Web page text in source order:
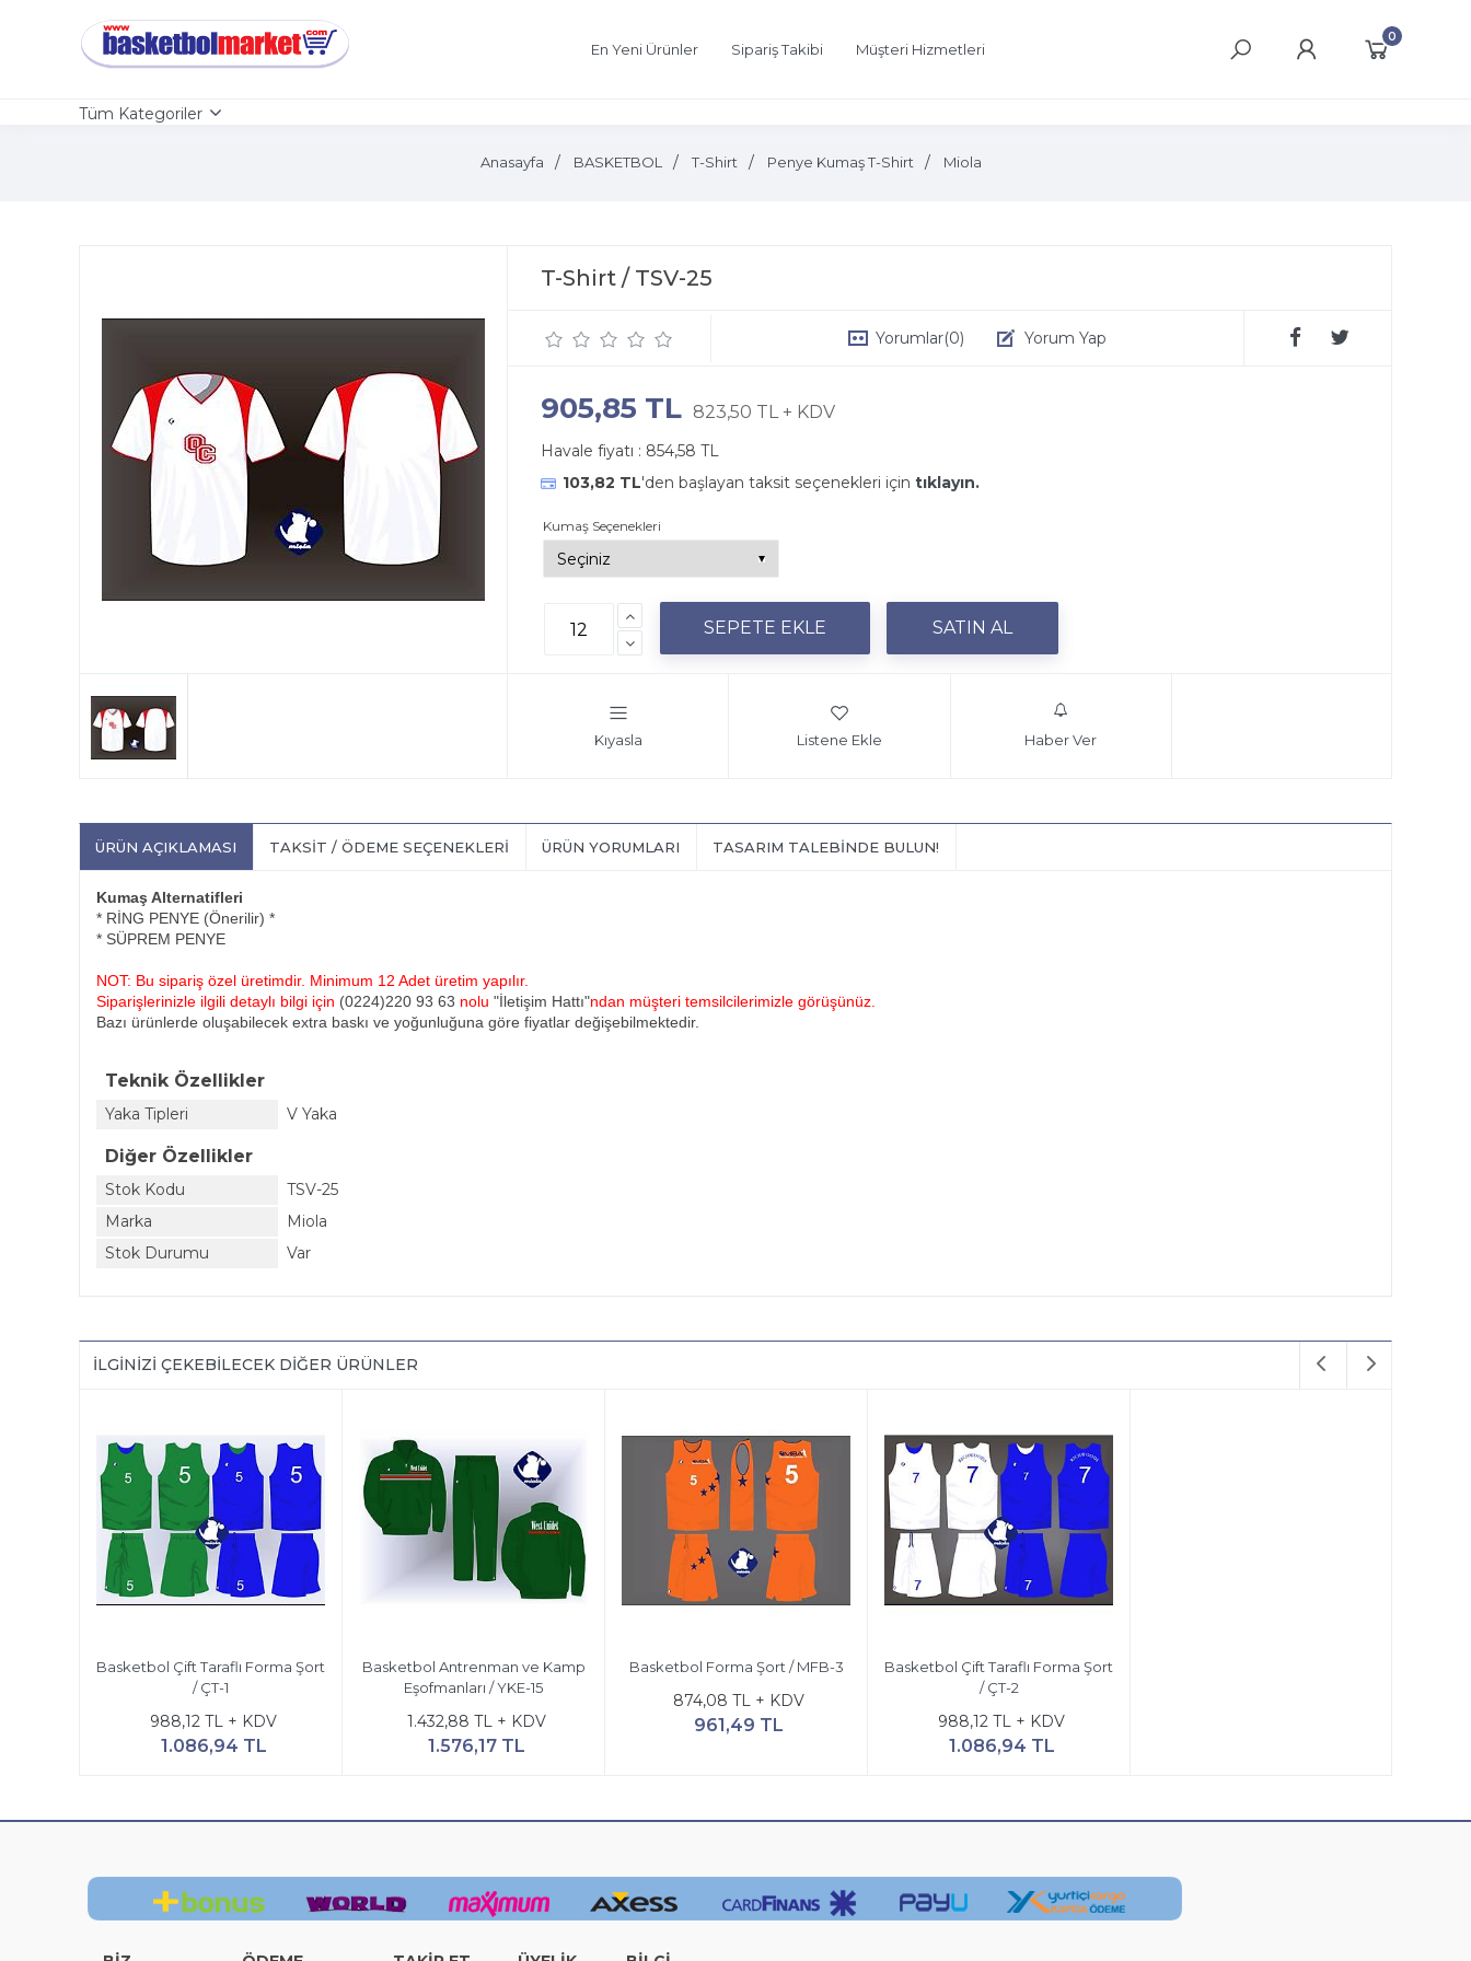
En Yeni Ürünler Sipariş Takibi Müşteri Hizmetleri
0
Tüm Kategoriler
Anasayfa BASKETBOL T-Shirt Penye Kumaş T-Shirt Miola
T-Shirt / TSV-25
Yorumlar(0) Yorum Yap
905,85 TL 823,50 TL + KDV
Havale fiyatı : 854,58 TL
103,82 TL'den başlayan taksit seçenekleri için tıklayın.
Kumaş Seçenekleri
Kıyasla Listene Ekle Haber Ver
ÜRÜN AÇIKLAMASI TAKSIT / ÖDEME SEÇENEKLERI ÜRÜN YORUMLARI TASARIM TALEBINDE BULUN!
Kumaş Alternatifleri
* RİNG PENYE (Önerilir) *
* SÜPREM PENYE
NOT: Bu sipariş özel üretimdir. Minimum 12 Adet üretim yapılır.
Siparişlerinizle ilgili detaylı bilgi için (0224)220 93 63 nolu "İletişim Hattı"ndan müşteri temsilcilerimizle görüşünüz.
Bazı ürünlerde oluşabilecek extra baskı ve yoğunluğuna göre fiyatlar değişebilmektedir.
Teknik Özellikler
Yaka Tipleri V Yaka
Diğer Özellikler
Stok Kodu
TSV-25
Marka
Miola
Stok Durumu
Var
İLGINIZI ÇEKEBILECEK DIĞER ÜRÜNLER
Basketbol Çift Taraflı Forma Şort
/ ÇT-1
988,12 TL + KDV
1.086,94 TL
Basketbol Antrenman ve Kamp
Eşofmanları / YKE-15
1.432,88 TL + KDV
1.576,17 TL
Basketbol Forma Şort / MFB-3
874,08 TL + KDV
961,49 TL
Basketbol Çift Taraflı Forma Şort
/ ÇT-2
988,12 TL + KDV
1.086,94 TL